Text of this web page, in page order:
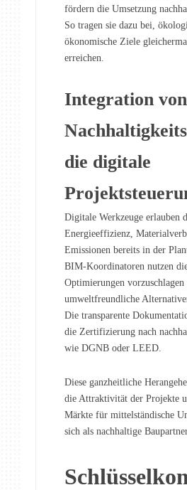
fördern die Umsetzung
So tragen sie dazu bei,
ökonomische Ziele
erreichen.
Integration von
die digitale
Digitale Werkzeuge erlauben
Energieeffizienz,
Emissionen bereits in der
BIM-Koordinatoren nutzen
Optimierungen vorzuschlagen
umweltfreundliche
Die transparente
die Zertifizierung nach
wie DGNB oder LEED.
Diese ganzheitliche
die Attraktivität der Projekte
Märkte für mittelständische
sich als nachhaltige